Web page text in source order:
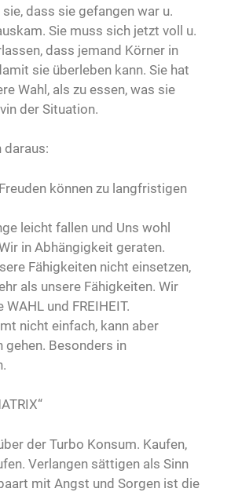
dass sie gefangen war u.
Sie muss sich jetzt voll u.
dass jemand Körner in
sie überleben kann. Sie hat
Wahl, als zu essen, was sie
der Situation.
daraus:
können zu langfristigen
leicht fallen und Uns wohl
in Abhängigkeit geraten.
Fähigkeiten nicht einsetzen,
als unsere Fähigkeiten. Wir
und FREIHEIT.
nicht einfach, kann aber
gehen. Besonders in
der Turbo Konsum. Kaufen,
Verlangen sättigen als Sinn
mit Angst und Sorgen ist die